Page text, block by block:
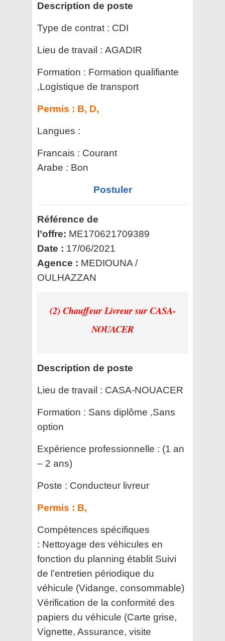
Description de poste
Type de contrat : CDI
Lieu de travail : AGADIR
Formation : Formation qualifiante
,Logistique de transport
Permis : B, D,
Langues :
Francais : Courant
Arabe : Bon
Postuler
Référence de
l’offre: ME170621709389
Date : 17/06/2021
Agence : MEDIOUNA /
OULHAZZAN
(2) Chauffeur Livreursur CASA-
NOUACER
Description de poste
Lieu de travail : CASA-NOUACER
Formation : Sans diplôme ,Sans
option
Expérience professionnelle : (1 an
– 2 ans)
Poste : Conducteur livreur
Permis : B,
Compétences spécifiques
: Nettoyage des véhicules en
fonction du planning établit Suivi
de l’entretien périodique du
véhicule (Vidange, consommable)
Vérification de la conformité des
papiers du véhicule (Carte grise,
Vignette, Assurance, visite